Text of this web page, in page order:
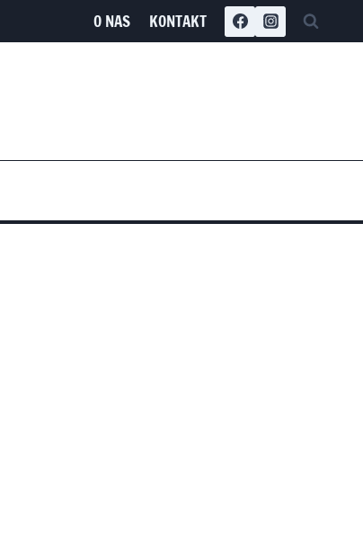
O NAS KONTAKT